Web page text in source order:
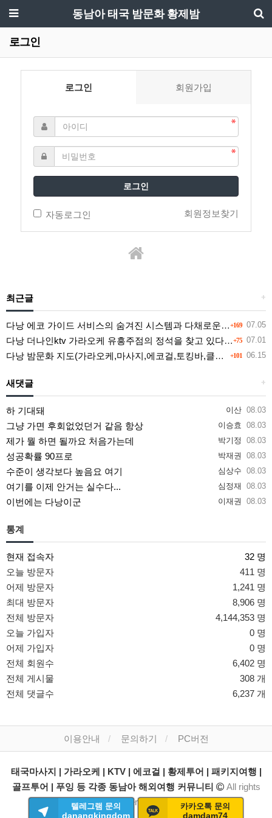
동남아 태국 밤문화 황제밤
로그인
로그인 회원가입
로그인
자동로그인 회원정보찾기
+
최근글
+169 07.05
다낭 에코 가이드 서비스의 숨겨진 시스템과 다채로운 인력 풀의 진실
+75 07.01
다낭 더나인ktv 가라오케 유흥주점의 정석을 찾고 있다면 여기
+101 06.15
다낭 밤문화 지도(가라오케,마사지,에코걸,토킹바,클럽) 유흥별 가격 및 후기공유
+
새댓글
이산 08.03
하 기대돼
이승효 08.03
그냥 가면 후회없었던거 같음 항상
박기정 08.03
제가 뭘 하면 될까요 처음가는데
박재권 08.03
성공확률 90프로
심상수 08.03
수준이 생각보다 높음요 여기
심정재 08.03
여기를 이제 안거는 실수다...
이재권 08.03
이번에는 다낭이군
통계
현재 접속자
32 명
오늘 방문자
411 명
어제 방문자
1,241 명
최대 방문자
8,906 명
전체 방문자
4,144,353 명
오늘 가입자
0 명
어제 가입자
0 명
전체 회원수
6,402 명
전체 게시물
308 개
전체 댓글수
6,237 개
텔레그램 문의
danangkingdom
카카오톡 문의
damdam74
이용안내 문의하기 PC버전
태국마사지 | 가라오케 | KTV | 에코걸 | 황제투어 | 패키지여행 |
골프투어 | 푸잉 등 각종 동남아 해외여행 커뮤니티
All rights
reserved.